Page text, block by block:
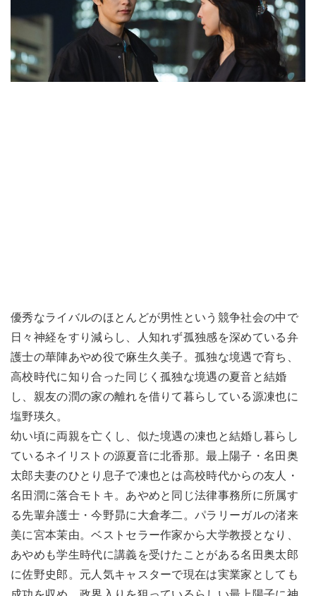
優秀なライバルのほとんどが男性という競争社会の中で
日々神経をすり減らし、人知れず孤独感を深めている弁
護士の華陣あやめ役で麻生久美子。孤独な境遇で育ち、
高校時代に知り合った同じく孤独な境遇の夏音と結婚
し、親友の潤の家の離れを借りて暮らしている源凍也に
塩野瑛久。
幼い頃に両親を亡くし、似た境遇の凍也と結婚し暮らし
ているネイリストの源夏音に北香那。最上陽子・名田奥
太郎夫妻のひとり息子で凍也とは高校時代からの友人・
名田潤に落合モトキ。あやめと同じ法律事務所に所属す
る先輩弁護士・今野昴に大倉孝二。パラリーガルの渚来
美に宮本茉由。ベストセラー作家から大学教授となり、
あやめも学生時代に講義を受けたことがある名田奥太郎
に佐野史郎。元人気キャスターで現在は実業家としても